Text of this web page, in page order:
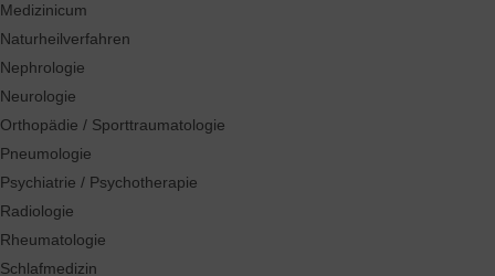
Medizinicum
Naturheilverfahren
Nephrologie
Neurologie
Orthopädie / Sporttraumatologie
Pneumologie
Psychiatrie / Psychotherapie
Radiologie
Rheumatologie
Schlafmedizin